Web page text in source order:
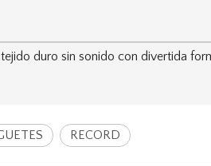
duro sin sonido con divertida
RECORD